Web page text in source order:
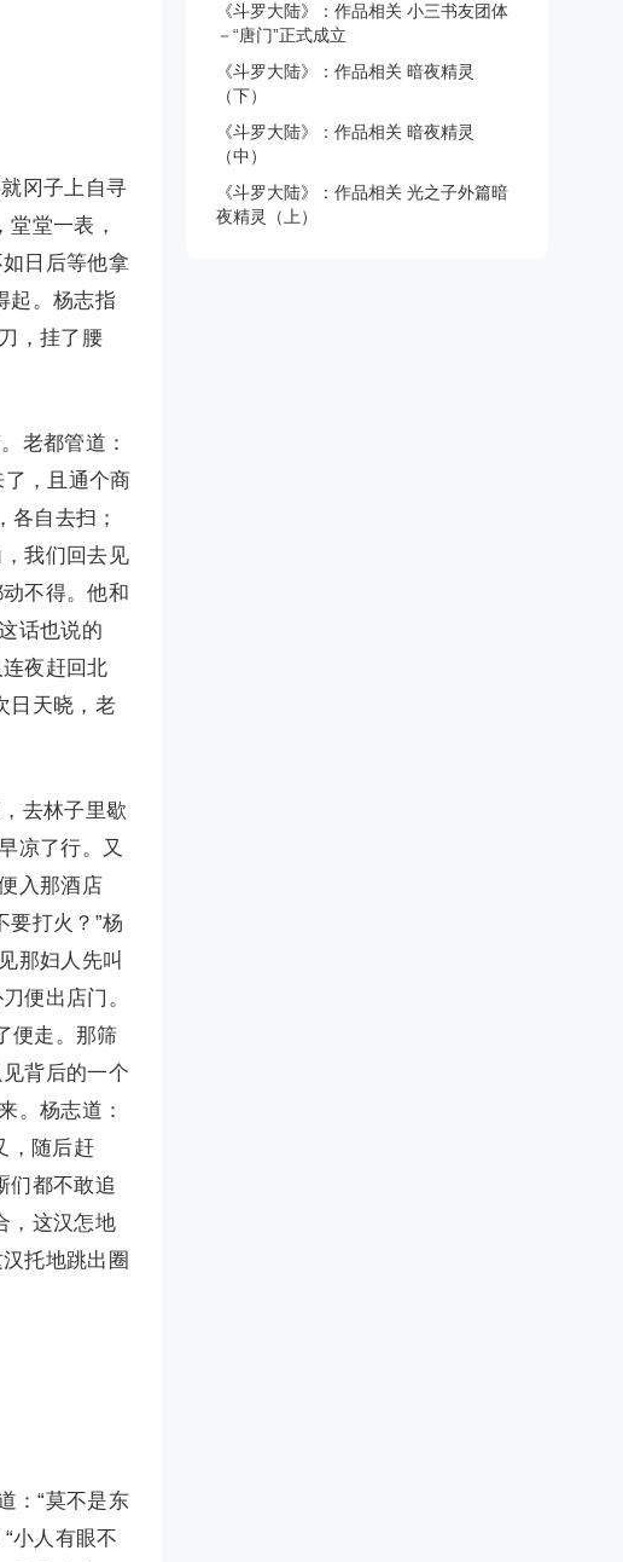
冈子上自寻
堂一表，
日后等他拿
起。杨志指
，挂了腰
老都管道：
了，且通个商
各自去扫；
我们回去见
不得。他和
话也说的
夜赶回北
日天晓，老
去林子里歇
凉了行。又
入那酒店
要打火？”杨
那妇人先叫
便出店门。
便走。那筛
背后的一个
。杨志道：
，随后赶
们都不敢追
，这汉怎地
托地跳出圈
：“莫不是东
小人有眼不
《斗罗大陆》：作品相关 小三书友团体
－“唐门”正式成立
《斗罗大陆》：作品相关 暗夜精灵
（下）
《斗罗大陆》：作品相关 暗夜精灵
（中）
《斗罗大陆》：作品相关 光之子外篇暗
夜精灵（上）